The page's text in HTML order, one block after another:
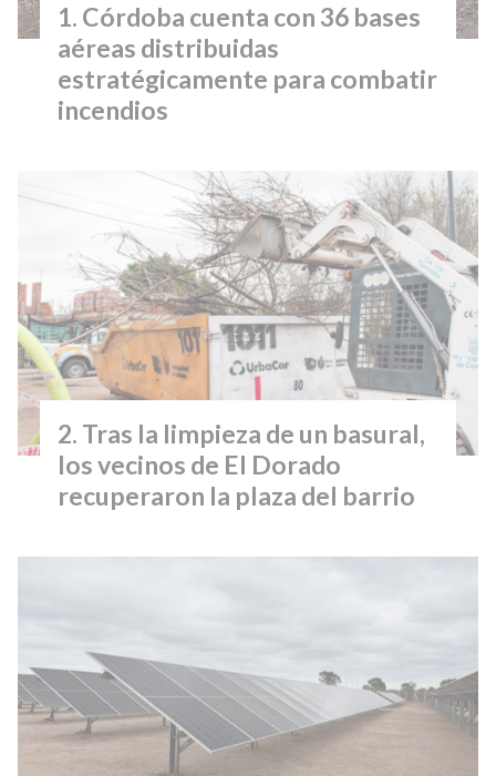
Córdoba cuenta con 36 bases
aéreas distribuidas
estratégicamente para combatir
incendios
Tras la limpieza de un basural,
los vecinos de El Dorado
recuperaron la plaza del barrio